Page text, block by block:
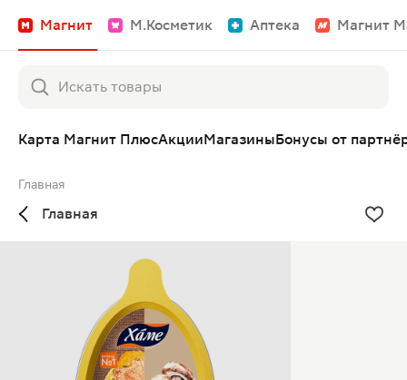
Магнит М.Косметик Аптека Магнит
Карта Магнит ПлюсАкцииМагазиныБонусы от
Главная
Главная